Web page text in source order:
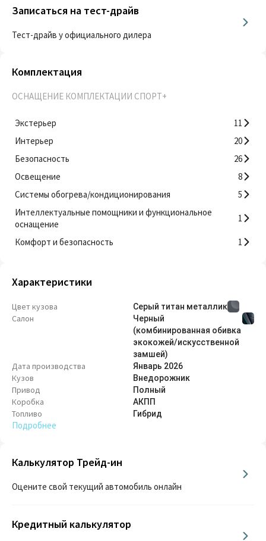
Записаться на тест-драйв
Тест-драйв у официального дилера
Комплектация
ОСНАЩЕНИЕ КОМПЛЕКТАЦИИ СПОРТ+
Экстерьер
11
Интерьер
20
Безопасность
26
Освещение
8
Системы обогрева/кондиционирования
5
Интеллектуальные помощники и функциональное
оснащение
1
Комфорт и безопасность 1
Характеристики
Цвет кузова Серый титан металлик
Салон
Черный
(комбинированная обивка
экокожей/искусственной
замшей)
Дата производства Январь 2026
Кузов Внедорож­ник
Привод Полный
Коробка АКПП
Топливо Гибрид
Подробнее
Калькулятор Трейд-ин
Оцените свой текущий автомобиль онлайн
Кредитный калькулятор